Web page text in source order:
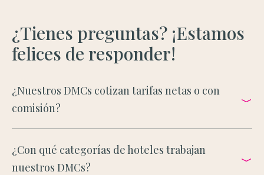
¿Tienes preguntas? ¡Estamos
felices de responder!
¿Nuestros DMCs cotizan tarifas netas o con
comisión?
¿Con qué categorías de hoteles trabajan
nuestros DMCs?